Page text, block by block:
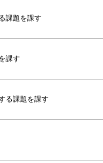
課題を課す
課す
る課題を課す